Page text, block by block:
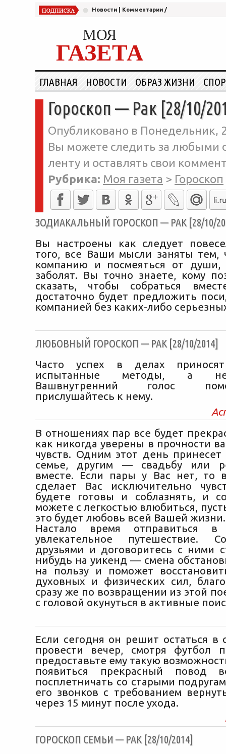
Новости Комментарии /
МОЯ
ГАЗЕТА
ГЛАВНАЯ НОВОСТИ ОБРАЗ ЖИЗНИ
Гороскоп — Рак [28/10/
Опубликовано в Понедельник,
Вы можете следить за любыми
ленту и оставлять свои
Рубрика: Моя газета > Гороскоп
ЗОДИАКАЛЬНЫЙ ГОРОСКОП — РАК [28/10/
Вы настроены как следует
того, все Ваши мысли заняты тем,
компанию и посмеяться от
заболят. Вы точно знаете, кому
сказать, чтобы собраться
достаточно будет предложить
компанией без каких-либо
ЛЮБОВНЫЙ ГОРОСКОП — РАК [28/10/2014]
Часто успех в делах
испытанные методы, а
Вашвнутренний голос
прислушайтесь к нему.
В отношениях пар все будет
как никогда уверены в прочности
чувств. Одним этот день
семье, другим — свадьбу или
вместе. Если пары у Вас нет, то
сделает Вас исключительно
будете готовы и соблазнять, и
можете с легкостью влюбиться,
это будет любовь всей Вашей жизни.
Настало время отправиться в
увлекательное путешествие.
друзьями и договоритесь с ними
нибудь на уикенд — смена
на пользу и поможет
духовных и физических сил,
сразу же по возвращении из этой
с головой окунуться в активные
Если сегодня он решит остаться в
провести вечер, смотря футбол
предоставьте ему такую
появиться прекрасный повод
посплетничать со старыми
его звонков с требованием
через 15 минут после ухода.
ГОРОСКОП СЕМЬИ — РАК [28/10/2014]